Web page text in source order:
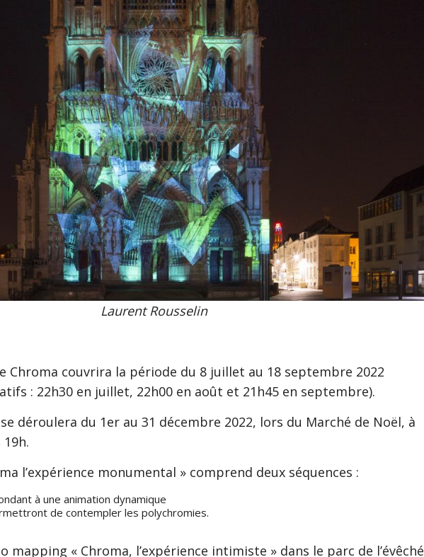
Laurent Rousselin
Chroma couvrira la période du 8 juillet au 18 septembre 2022
: 22h30 en juillet, 22h00 en août et 21h45 en septembre).
déroulera du 1er au 31 décembre 2022, lors du Marché de Noël, à
l’expérience monumental » comprend deux séquences :
à une animation dynamique
de contempler les polychromies.
mapping « Chroma, l’expérience intimiste » dans le parc de l’évêché